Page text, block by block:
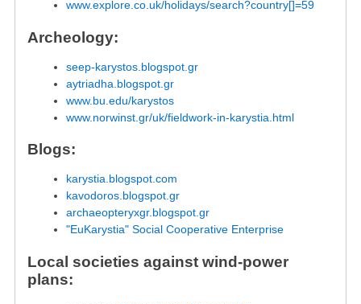
www.explore.co.uk/holidays/search?country[]=59
Archeology:
seep-karystos.blogspot.gr
aytriadha.blogspot.gr
www.bu.edu/karystos
www.norwinst.gr/uk/fieldwork-in-karystia.html
Blogs:
karystia.blogspot.com
kavodoros.blogspot.gr
archaeopteryxgr.blogspot.gr
"EuKarystia" Social Cooperative Enterprise
Local societies against wind-power
plans: